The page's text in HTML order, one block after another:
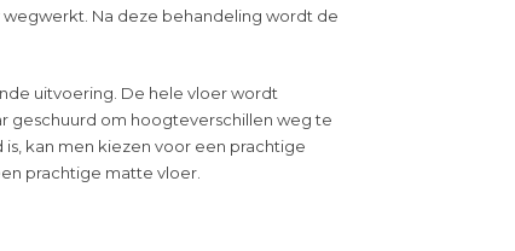
wegwerkt. Na deze behandeling wordt de
uitvoering. De hele vloer wordt
geschuurd om hoogteverschillen weg te
kan men kiezen voor een prachtige
prachtige matte vloer.